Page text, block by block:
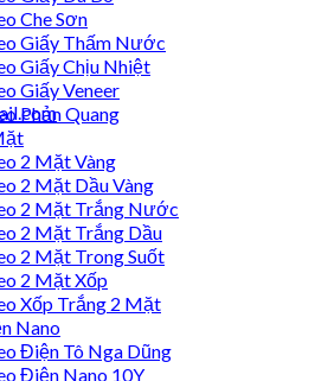
Che Sơn
Giấy Thấm Nước
Giấy Chịu Nhiệt
Giấy Veneer
Phản Quang
2 Mặt Vàng
2 Mặt Dầu Vàng
2 Mặt Trắng Nước
2 Mặt Trắng Dầu
2 Mặt Trong Suốt
2 Mặt Xốp
Xốp Trắng 2 Mặt
Nano
Điện Tô Nga Dũng
Điện Nano 10Y